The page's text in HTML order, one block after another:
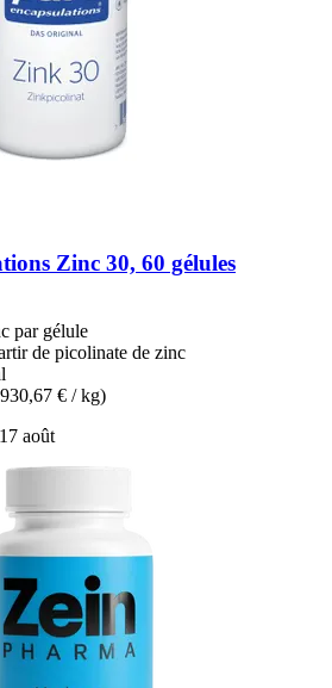
Zinc 30, 60 gélules
par gélule
de picolinate de zinc
€ / kg)
août